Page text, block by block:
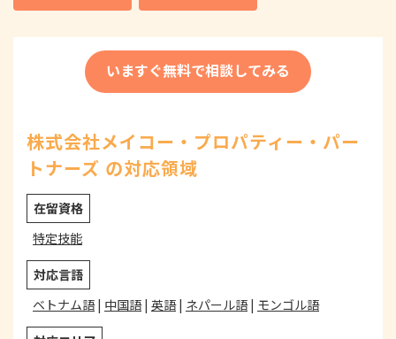
いますぐ無料で相談してみる
株式会社メイコー・プロパティー・パー
トナーズ の対応領域
在留資格
特定技能
対応言語
ベトナム語| 中国語| 英語| ネパール語| モンゴル語